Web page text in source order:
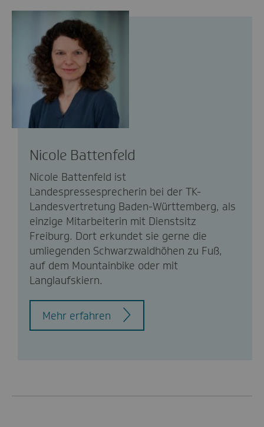
Nicole Battenfeld
Nicole Battenfeld ist
Landespressesprecherin bei der TK-
Landesvertretung Baden-Württemberg, als
einzige Mitarbeiterin mit Dienstsitz
Freiburg. Dort erkundet sie gerne die
umliegenden Schwarzwaldhöhen zu Fuß,
auf dem Mountainbike oder mit
Langlaufskiern.
Mehr erfahren